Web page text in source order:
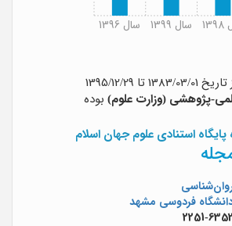
سال 1396 سال 1399
این نشریه از تاریخ 1383/03/01 تا 1395/12/29
پژوهشی (وزارت علوم) بوده
استنادی علوم جهان اسلام
فردوسی مشهد
2251-6352